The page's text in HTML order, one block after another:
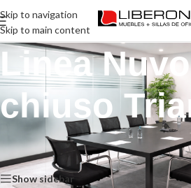
Skip to navigation
Skip to main content
Linea Nuvo
chiuso
Muebles /Escritorios/Linea Nuvo
Mostrando los 3 resultados
Show sidebar